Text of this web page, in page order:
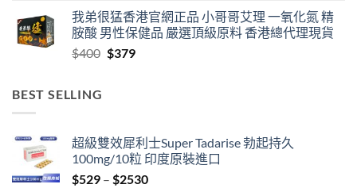
$759
through
我弟很猛香港官網正品 小哥哥艾理 一氧化氮 精
胺酸 男性保健品 嚴選頂級原料 香港總代理現貨
$400 Original
$379Current
BEST SELLING
超級雙效犀利士Super Tadarise 勃起持久
100mg/10粒 印度原裝進口
$529 – $2530Price